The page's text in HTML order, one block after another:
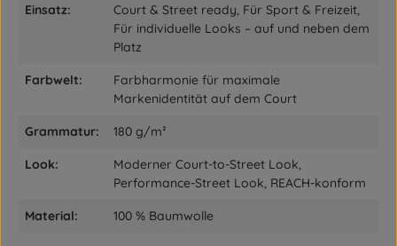
Einsatz:
Court & Street ready, Für Sport & Freizeit,
Für individuelle Looks – auf und neben dem
Platz
Farbwelt:
Farbharmonie für maximale
Markenidentität auf dem Court
Grammatur: 180 g/m²
Look:
Moderner Court-to-Street Look,
Performance-Street Look, REACH-konform
Material: 100 % Baumwolle